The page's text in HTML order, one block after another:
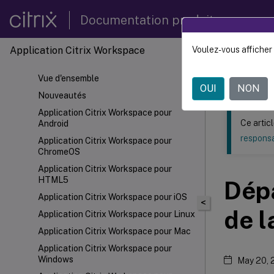
Documentation produit
Application Citrix Workspace
Vue d'ensemble
Nouveautés
Application Citrix Workspace pour
Android
Application Citrix Workspace pour
ChromeOS
Application Citrix Workspace pour
HTML5
Application Citrix Workspace pour iOS
Application Citrix Workspace pour Linux
Application Citrix Workspace pour Mac
Application Citrix Workspace pour
Windows
Ce contenu a
<
Ce
de
May 20,
Voulez-vous
OUI NON